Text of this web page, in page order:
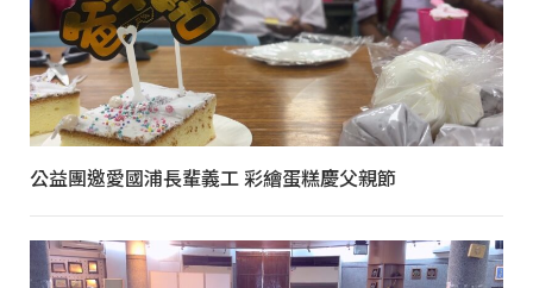
公益團邀愛國浦長輩義工 彩繪蛋糕慶父親節